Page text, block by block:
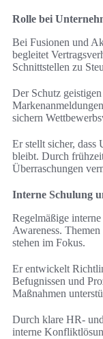
Rolle bei
Bei Fusionen und
begleitet
Schnittstellen zu
Der Schutz
sichern
Er stellt sicher, dass
bleibt. Durch
Überraschungen
Interne Schulung
Regelmäßige
Awareness.
stehen im Fokus.
Er entwickelt
Befugnissen und
Maßnahmen
Durch klare HR-
interne